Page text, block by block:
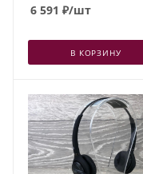
6 591 ₽/шт
В КОРЗИНУ